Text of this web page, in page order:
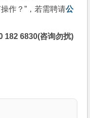
作？”，若需聘请公
182 6830(咨询勿扰)